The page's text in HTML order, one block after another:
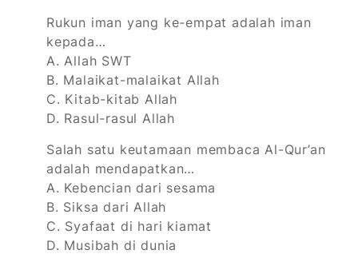
Rukun iman yang ke-empat adalah iman
kepada…
A. Allah SWT
B. Malaikat-malaikat Allah
C. Kitab-kitab Allah
D. Rasul-rasul Allah
Salah satu keutamaan membaca Al-Qur’an
adalah mendapatkan…
A. Kebencian dari sesama
B. Siksa dari Allah
C. Syafaat di hari kiamat
D. Musibah di dunia